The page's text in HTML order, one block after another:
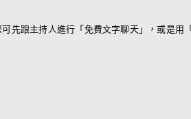
先跟主持人進行「免費文字聊天」，或是用